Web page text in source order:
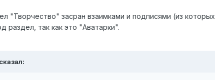
"Творчество" засран взаимками и подписями (из
раздел, так как это "Аватарки".